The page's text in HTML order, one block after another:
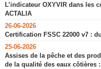
L’indicateur OXYVIR dans les
ACTALIA
26-06-2026
Certification FSSC 22000 v7 :
25-06-2026
Assises de la pêche et des
de la qualité des eaux côtières